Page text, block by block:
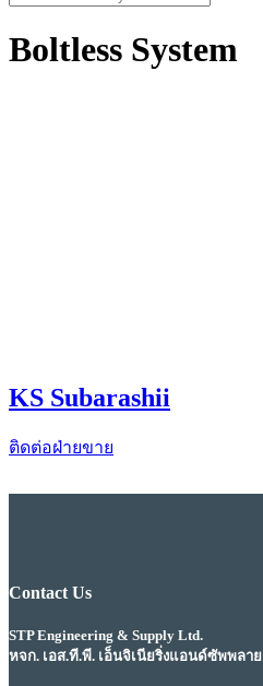
for:
Boltless System
KS Subarashii
ติดต่อฝ่ายขาย
Contact Us
STP Engineering & Supply Ltd.
หจก. เอส.ที.พี. เอ็นจิเนียริ่งแอนด์ซัพพลาย